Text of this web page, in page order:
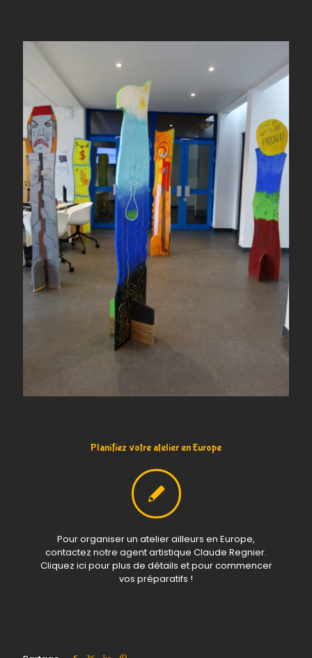
Planifiez votre atelier en Europe
Pour organiser un atelier ailleurs en Europe,
contactez notre agent artistique Claude Regnier.
Cliquez ici pour plus de détails et pour commencer
vos préparatifs !